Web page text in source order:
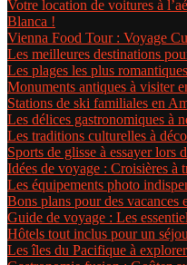
Votre location de voitures à
Blanca !
Vienna Food Tour : Voyage
Les meilleures destinations
Les plages les plus
Monuments antiques à visiter
Stations de ski familiales en
Les délices gastronomiques à
Les traditions culturelles à
Sports de glisse à essayer lors
Idées de voyage : Croisières à
Les équipements photo
Bons plans pour des
Guide de voyage : Les
Hôtels tout inclus pour un
Les îles du Pacifique à